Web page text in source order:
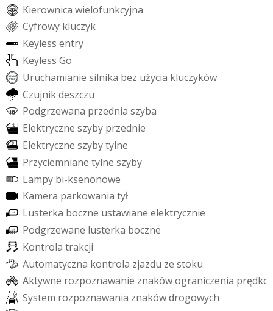
Kierownica wielofunkcyjna
Cyfrowy kluczyk
Keyless entry
Keyless Go
Uruchamianie silnika bez użycia kluczyków
Czujnikdeszczu
Podgrzewana przednia szyba
Elektryczne szyby przednie
Elektryczne szybytylne
Przyciemniane tylne szyby
Lampy bi-ksenonowe
Kamera parkowania tył
Lusterka boczne ustawiane elektrycznie
Podgrzewane lusterka boczne
Kontrola trakcji
Automatyczna kontrola zjazdu ze stoku
Aktywne rozpoznawanie znakówograniczenia prędko
System rozpoznawania znakówdrogowych